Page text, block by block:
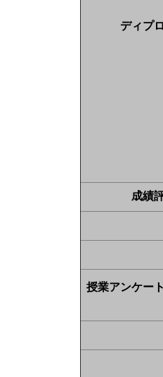
ディプ
成績
授業アンケー